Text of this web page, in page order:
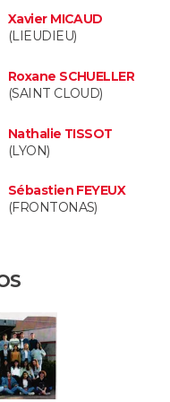
Xavier MICAUD
(LIEUDIEU)
Roxane SCHUELLER
(SAINT CLOUD)
Nathalie TISSOT
(LYON)
Sébastien FEYEUX
(FRONTONAS)